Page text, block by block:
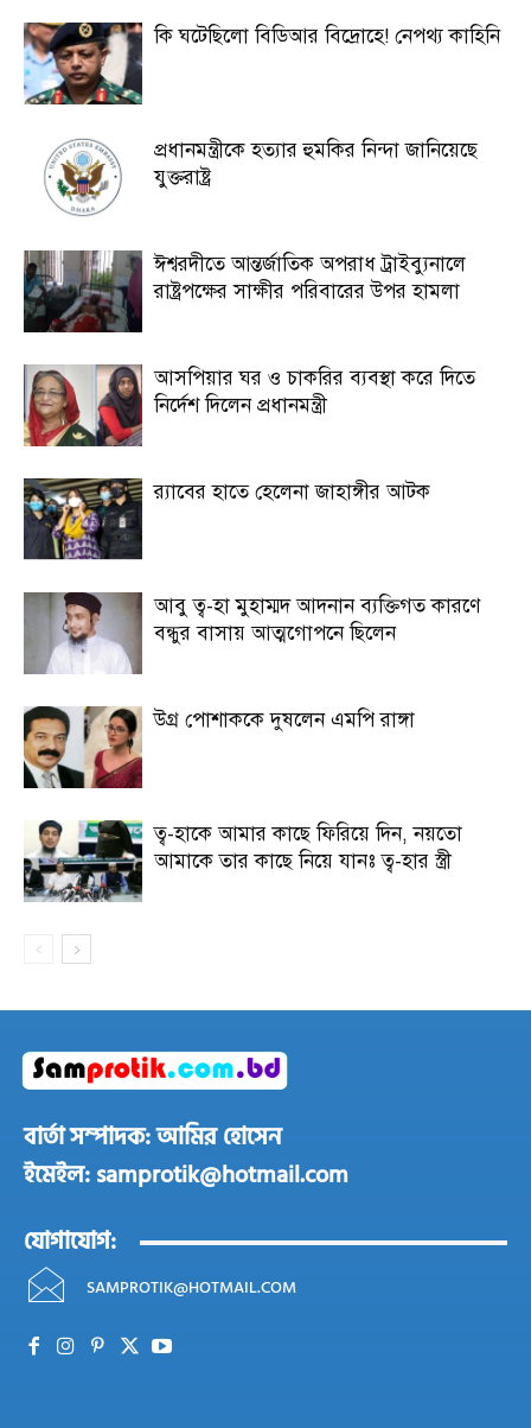
কি ঘটেছিলো বিডিআর বিদ্রোহে! নেপথ্য কাহিনি
প্রধানমন্ত্রীকে হত্যার হুমকির নিন্দা জানিয়েছে
যুক্তরাষ্ট্র
ঈশ্বরদীতে আন্তর্জাতিক অপরাধ ট্রাইব্যুনালে
রাষ্ট্রপক্ষের সাক্ষীর পরিবারের উপর হামলা
আসপিয়ার ঘর ও চাকরির ব্যবস্থা করে দিতে
নির্দেশ দিলেন প্রধানমন্ত্রী
র‍্যাবের হাতে হেলেনা জাহাঙ্গীর আটক
আবু ত্ব-হা মুহাম্মদ আদনান ব্যক্তিগত কারণে
বন্ধুর বাসায় আত্মগোপনে ছিলেন
উগ্র পোশাককে দুষলেন এমপি রাঙ্গা
ত্ব-হাকে আমার কাছে ফিরিয়ে দিন, নয়তো
আমাকে তার কাছে নিয়ে যানঃ ত্ব-হার স্ত্রী
বার্তা সম্পাদক: আমির হোসেন
ইমেইল: samprotik@hotmail.com
যোগাযোগ:
SAMPROTIK@HOTMAIL.COM